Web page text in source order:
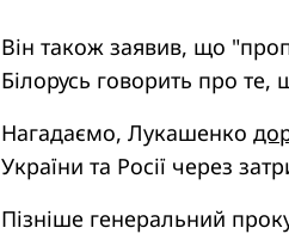
Він також заявив, що
Білорусь говорить про
Нагадаємо, Лукашенко
України та Росії через
Пізніше генеральний